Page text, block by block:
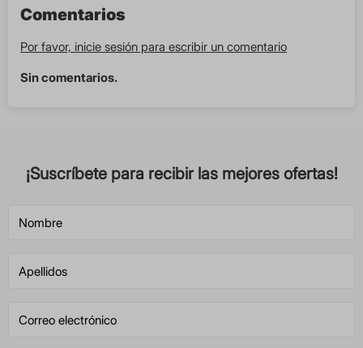
Comentarios
Por favor, inicie sesión para escribir un comentario
Sin comentarios.
¡Suscríbete para recibir las mejores ofertas!